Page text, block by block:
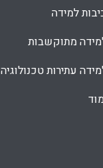
למידה
מתוקשבות
עתירות טכנולוגיה